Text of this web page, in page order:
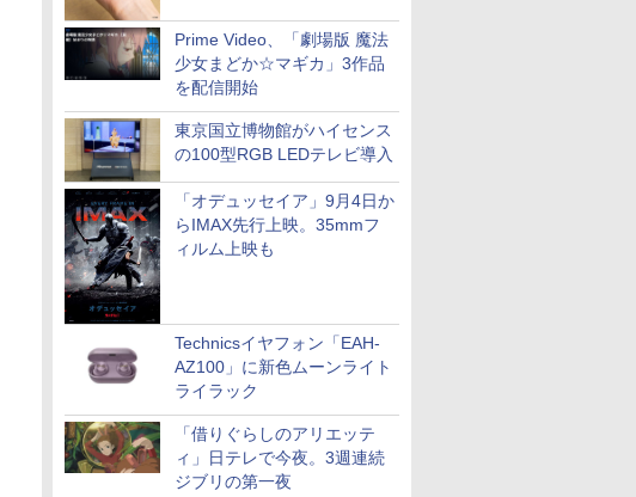
Prime Video、「劇場版 魔法
少女まどか☆マギカ」3作品
を配信開始
東京国立博物館がハイセンス
の100型RGB LEDテレビ導入
「オデュッセイア」9月4日か
らIMAX先行上映。35mmフ
ィルム上映も
Technicsイヤフォン「EAH-
AZ100」に新色ムーンライト
ライラック
「借りぐらしのアリエッテ
ィ」日テレで今夜。3週連続
ジブリの第一夜